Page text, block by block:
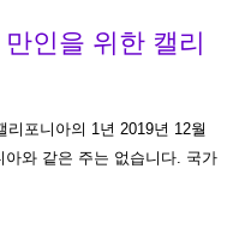
인을 위한 캘리
포니아의 1년 2019년 12월
와 같은 주는 없습니다. 국가